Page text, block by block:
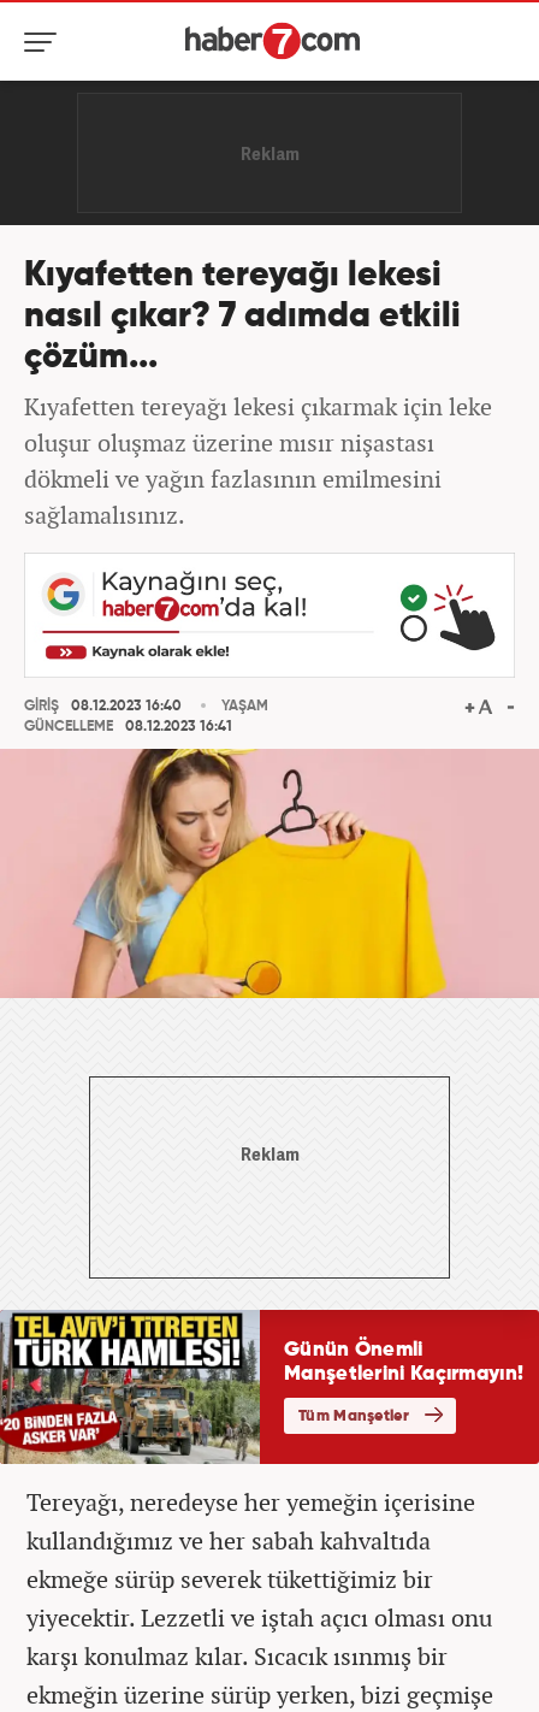
Kıyafetten tereyağı lekesi
nasıl çıkar? 7 adımda etkili
çözüm...
Kıyafetten tereyağı lekesi çıkarmak için leke
oluşur oluşmaz üzerine mısır nişastası
dökmeli ve yağın fazlasının emilmesini
sağlamalısınız.
GİRİŞ
08.12.2023 16:40
GÜNCELLEME
08.12.2023 16:41
YAŞAM
Tereyağı, neredeyse her yemeğin içerisine
kullandığımız ve her sabah kahvaltıda
ekmeğe sürüp severek tükettiğimiz bir
yiyecektir. Lezzetli ve iştah açıcı olması onu
karşı konulmaz kılar. Sıcacık ısınmış bir
ekmeğin üzerine sürüp yerken, bizi geçmişe